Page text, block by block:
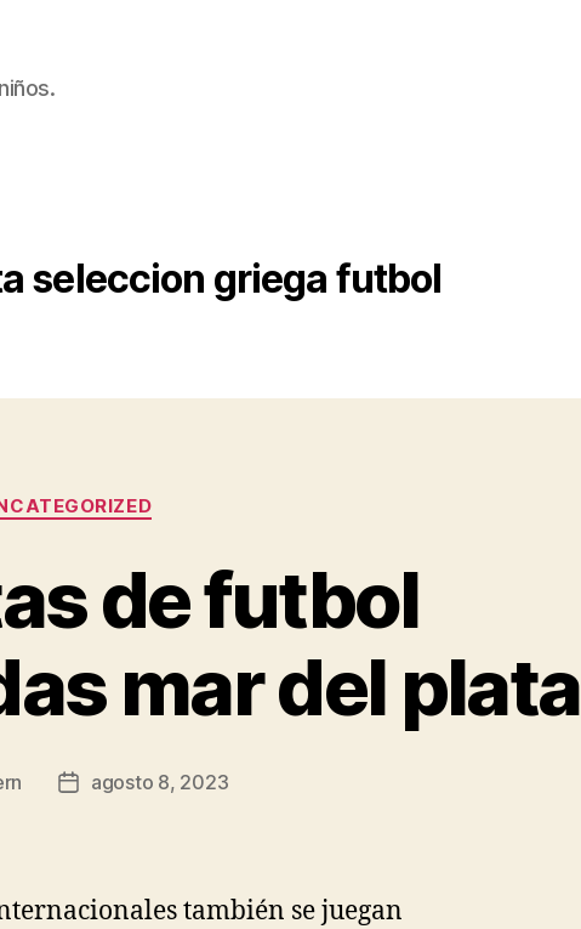
seleccion griega futbol
Categorías
de futbol
mar del plata
Fechaagosto 8, 2023
también se juegan